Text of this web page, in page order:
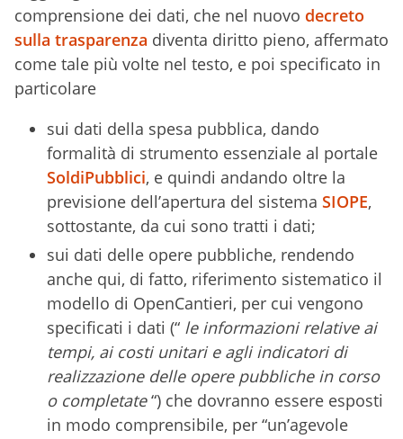
comprensione dei dati, che nel nuovo decreto
sulla trasparenza diventa diritto pieno, affermato
come tale più volte nel testo, e poi specificato in
particolare
sui dati della spesa pubblica, dando
formalità di strumento essenziale al portale
SoldiPubblici, e quindi andando oltre la
previsione dell’apertura del sistema SIOPE,
sottostante, da cui sono tratti i dati;
sui dati delle opere pubbliche, rendendo
anche qui, di fatto, riferimento sistematico il
modello di OpenCantieri, per cui vengono
specificati i dati (“ le informazioni relative ai
tempi, ai costi unitari e agli indicatori di
realizzazione delle opere pubbliche in corso
o completate“) che dovranno essere esposti
in modo comprensibile, per “un’agevole